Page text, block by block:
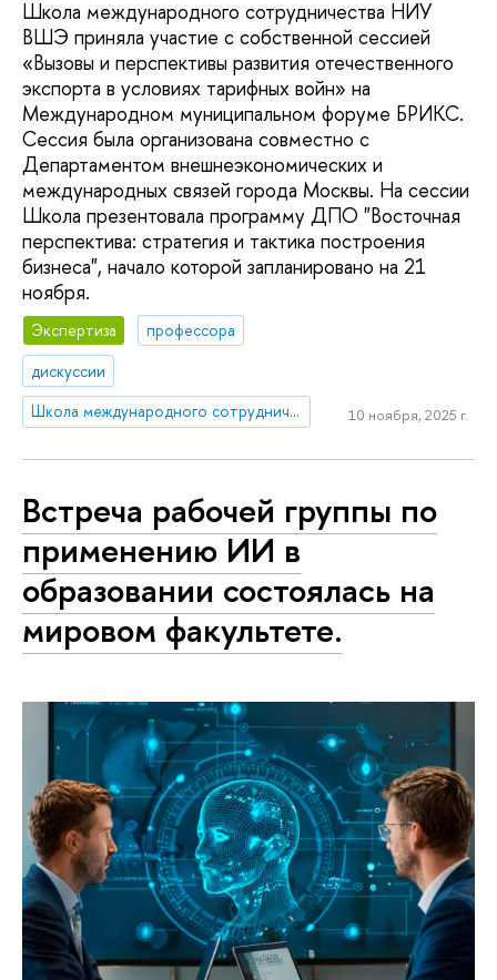
Школа международного сотрудничества НИУ
ВШЭ приняла участие с собственной сессией
«Вызовы и перспективы развития отечественного
экспорта в условиях тарифных войн» на
Международном муниципальном форуме БРИКС.
Сессия была организована совместно с
Департаментом внешнеэкономических и
международных связей города Москвы. На сессии
Школа презентовала программу ДПО "Восточная
перспектива: стратегия и тактика построения
бизнеса", начало которой запланировано на 21
ноября.
Экспертиза
профессора
дискуссии
Школа международного сотрудничества
10 ноября, 2025 г.
Встреча рабочей группы по
применению ИИ в
образовании состоялась на
мировом факультете.